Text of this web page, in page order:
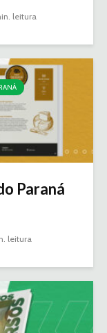
leitura
Paraná
leitura